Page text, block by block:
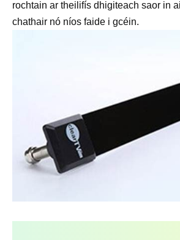
rochtain ar theilifís dhigiteach saor in
chathair nó níos faide i gcéin.